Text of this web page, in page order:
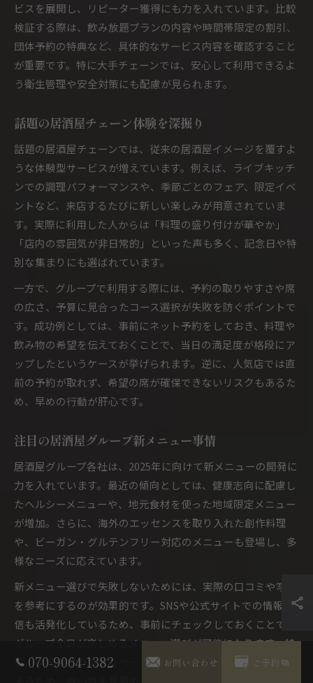
ビスを展開し、リピーター獲得にも力を入れています。比較
検証する際は、飲み放題プランの内容や時間帯限定の割引、
団体予約の特典など、具体的なサービス内容を確認すること
が重要です。特に大手チェーンでは、安心して利用できるよ
う衛生管理や安全対策にも配慮が見られます。
話題の居酒屋チェーン体験を深掘り
話題の居酒屋チェーンでは、従来の居酒屋イメージを覆すよ
うな体験型サービスが増えています。例えば、ライブキッチ
ンでの調理パフォーマンスや、季節ごとのフェア、限定イベ
ントなど、来店するたびに新しい楽しみが用意されていま
す。実際に利用した人からは「料理の盛り付けが華やか」
「店内の雰囲気が非日常的」といった声も多く、記念日や特
別な集まりにも選ばれています。
一方で、グループで利用する際には、予約の取りやすさや席
の広さ、予算に見合ったコース選択が失敗を防ぐポイントで
す。成功例としては、事前にネット予約をしておき、料理や
飲み物の希望を伝えておくことで、当日の満足度が格段にア
ップしたというケースが挙げられます。逆に、人気店では直
前の予約が取れず、希望の席が確保できないリスクもあるた
め、早めの行動が肝心です。
注目の居酒屋グループ新メニュー事情
居酒屋グループ各社は、2025年に向けて新メニューの開発に
力を入れています。最近の傾向としては、健康志向に配慮し
たヘルシーメニューや、地元食材を使った地域限定メニュー
が増加。さらに、海外のエッセンスを取り入れた創作料理
や、ビーガン・グルテンフリー対応のメニューも登場し、多
様なニーズに応えています。
新メニュー選びで失敗しないためには、実際の口コミや写真
を参考にするのが効果的です。SNSや公式サイトでの情報発
信も活発化しているため、事前にチェックしておくことで、
グループ全員が楽しめるメニュー選びが可能になります。特
に、季節限定やキャンペーンメニューは早期終了することも
070-9064-1382 お問い合わせ ご予約